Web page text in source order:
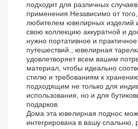
подходит для различных
применения.Независимо от
любителем ювелирных изделий
свою коллекцию аккуратной и
нужно портативное и
путешествий., ювелирная
удовлетворяет всем вашим
материал, чтобы идеально
стилю и требованиям к
подходящим не только для
использования, но и для
подарков.
Дома эта ювелирная поднос
интегрирована в вашу спальню,